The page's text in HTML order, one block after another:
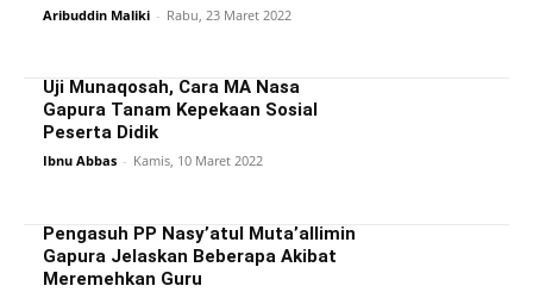
Aribuddin Maliki - Rabu, 23 Maret 2022
Uji Munaqosah, Cara MA Nasa
Gapura Tanam Kepekaan Sosial
Peserta Didik
Ibnu Abbas - Kamis, 10 Maret 2022
Pengasuh PP Nasy’atul Muta’allimin
Gapura Jelaskan Beberapa Akibat
Meremehkan Guru